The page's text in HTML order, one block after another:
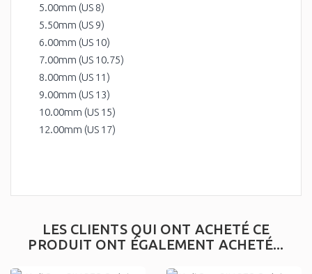
5.00mm (US 8)
5.50mm (US 9)
6.00mm (US 10)
7.00mm (US 10.75)
8.00mm (US 11)
9.00mm (US 13)
10.00mm (US 15)
12.00mm (US 17)
LES CLIENTS QUI ONT ACHETÉ CE
PRODUIT ONT ÉGALEMENT ACHETÉ...